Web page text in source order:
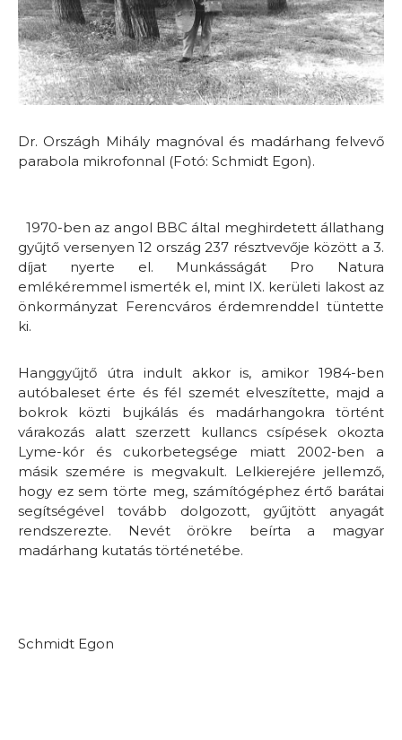
Dr. Országh Mihály magnóval és madárhang felvevő
parabola mikrofonnal (Fotó: Schmidt Egon).
1970-ben az angol BBC által meghirdetett állathang
gyűjtő versenyen 12 ország 237 résztvevője között a 3.
díjat nyerte el. Munkásságát Pro Natura
emlékéremmel ismerték el, mint IX. kerületi lakost az
önkormányzat Ferencváros érdemrenddel tüntette
ki.
Hanggyűjtő útra indult akkor is, amikor 1984-ben
autóbaleset érte és fél szemét elveszítette, majd a
bokrok közti bujkálás és madárhangokra történt
várakozás alatt szerzett kullancs csípések okozta
Lyme-kór és cukorbetegsége miatt 2002-ben a
másik szemére is megvakult. Lelkierejére jellemző,
hogy ez sem törte meg, számítógéphez értő barátai
segítségével tovább dolgozott, gyűjtött anyagát
rendszerezte. Nevét örökre beírta a magyar
madárhang kutatás történetébe.
Schmidt Egon